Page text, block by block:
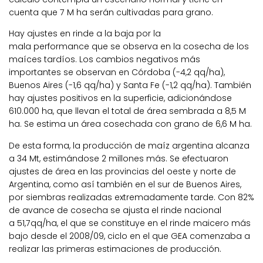
cuenta que 7 M ha serán cultivadas para grano.
Hay ajustes en rinde a la baja por la
mala performance que se observa en la cosecha de los
maíces tardíos. Los cambios negativos más
importantes se observan en Córdoba (-4,2 qq/ha),
Buenos Aires (-1,6 qq/ha) y Santa Fe (-1,2 qq/ha). También
hay ajustes positivos en la superficie, adicionándose
610.000 ha, que llevan el total de área sembrada a 8,5 M
ha. Se estima un área cosechada con grano de 6,6 M ha.
De esta forma, la producción de maíz argentina alcanza
a 34 Mt, estimándose 2 millones más. Se efectuaron
ajustes de área en las provincias del oeste y norte de
Argentina, como así también en el sur de Buenos Aires,
por siembras realizadas extremadamente tarde. Con 82%
de avance de cosecha se ajusta el rinde nacional
a 51,7qq/ha, el que se constituye en el rinde maicero más
bajo desde el 2008/09, ciclo en el que GEA comenzaba a
realizar las primeras estimaciones de producción.